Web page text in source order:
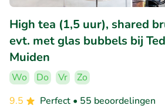
High tea (1,5 uur), shared
evt. met glas bubbels bij
Muiden
Wo Do Vr
Zo
9.5
Perfect • 55 beoordelingen